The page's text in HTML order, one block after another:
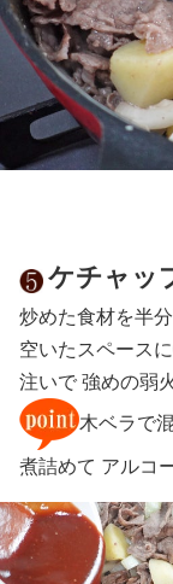
ケチャッ
炒めた食材を半分
空いたスペース
注いで 強めの弱
木ベラで
煮詰めて アルコ